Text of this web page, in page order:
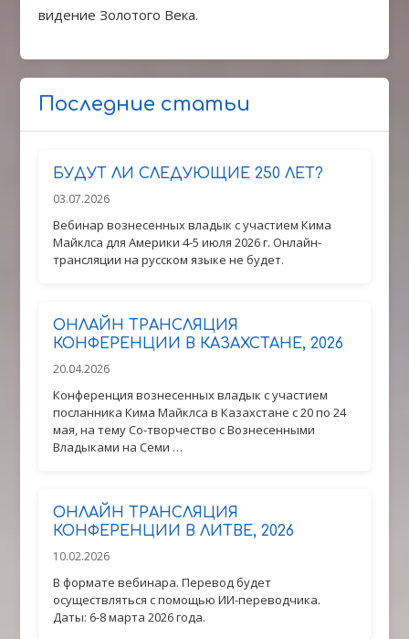
видение Золотого Века.
Последние статьи
БУДУТ ЛИ СЛЕДУЮЩИЕ 250 ЛЕТ?
03.07.2026
Вебинар вознесенных владык с участием Кима
Майклса для Америки 4-5 июля 2026 г. Онлайн-
трансляции на русском языке не будет.
ОНЛАЙН ТРАНСЛЯЦИЯ
КОНФЕРЕНЦИИ В КАЗАХСТАНЕ, 2026
20.04.2026
Конференция вознесенных владык с участием
посланника Кима Майклса в Казахстане с 20 по 24
мая, на тему Со-творчество с Вознесенными
Владыками на Семи …
ОНЛАЙН ТРАНСЛЯЦИЯ
КОНФЕРЕНЦИИ В ЛИТВЕ, 2026
10.02.2026
В формате вебинара. Перевод будет
осуществляться с помощью ИИ-переводчика.
Даты: 6-8 марта 2026 года.